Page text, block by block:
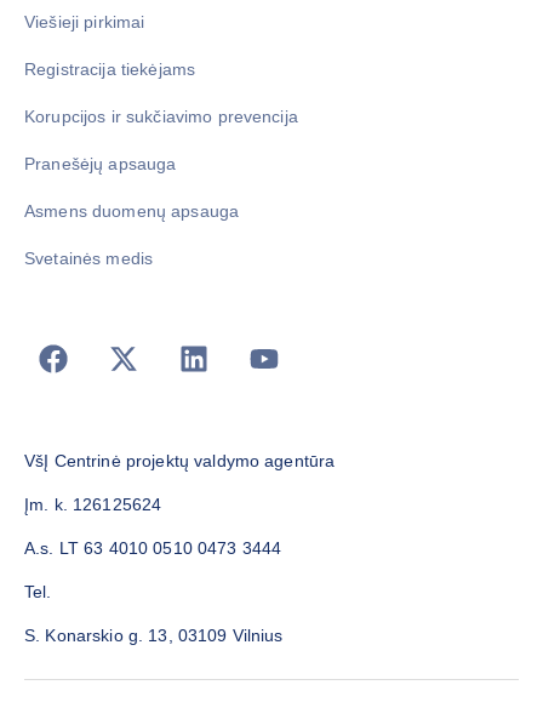
Viešieji pirkimai
Registracija tiekėjams
Korupcijos ir sukčiavimo prevencija
Pranešėjų apsauga
Asmens duomenų apsauga
Svetainės medis
VšĮ Centrinė projektų valdymo agentūra
Įm. k. 126125624
A.s. LT 63 4010 0510 0473 3444
Tel.
S. Konarskio g. 13, 03109 Vilnius